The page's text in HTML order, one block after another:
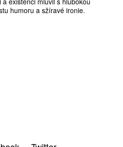
humoru a sžíravé ironie.